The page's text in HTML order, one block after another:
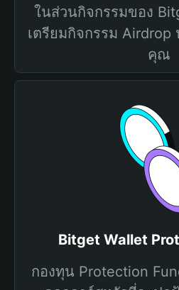
ในส่วนกิจกรรมของ
เตรียมกิจกรรม Airdrop
คุณ
Bitget Wallet
กองทุน Protection